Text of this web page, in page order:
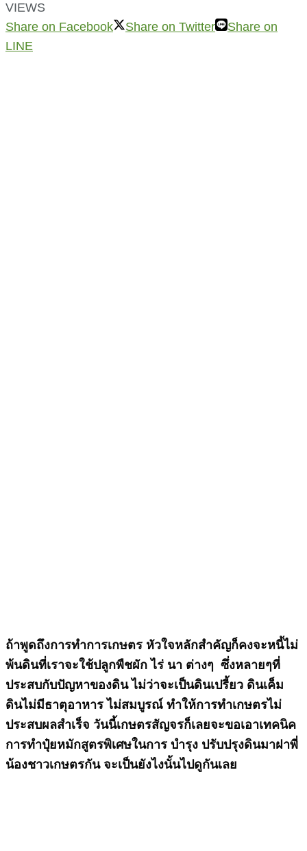
VIEWS
Share on Facebook
Share on Twitter
Share on
LINE
ถ้าพูดถึงการทำการเกษตร หัวใจหลักสำคัญก็คงจะหนี้ไม่
พ้นดินที่เราจะใช้ปลูกพืชผัก ไร่ นา ต่างๆ ซึ่งหลายๆที่
ประสบกับปัญหาของดิน ไม่ว่าจะเป็นดินเปรี้ยว ดินเค็ม
ดินไม่มีธาตุอาหาร ไม่สมบูรณ์ ทำให้การทำเกษตรไม่
ประสบผลสำเร็จ วันนี้เกษตรสัญจรก็เลยจะขอเอาเทคนิค
การทำปุ๋ยหมักสูตรพิเศษในการ บำรุง ปรับปรุงดินมาฝาพี่
น้องชาวเกษตรกัน จะเป็นยังไงนั้นไปดูกันเลย